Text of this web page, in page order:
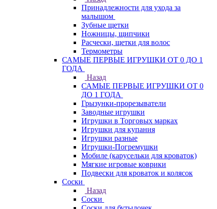
Принадлежности для ухода за
малышом
Зубные щетки
Ножницы, щипчики
Расчески, щетки для волос
Термометры
САМЫЕ ПЕРВЫЕ ИГРУШКИ ОТ 0 ДО 1
ГОДА
Назад
САМЫЕ ПЕРВЫЕ ИГРУШКИ ОТ 0
ДО 1 ГОДА
Грызунки-прорезыватели
Заводные игрушки
Игрушки в Торговых марках
Игрушки для купания
Игрушки разные
Игрушки-Погремушки
Мобиле (карусельки для кроваток)
Мягкие игровые коврики
Подвески для кроваток и колясок
Соски
Назад
Соски